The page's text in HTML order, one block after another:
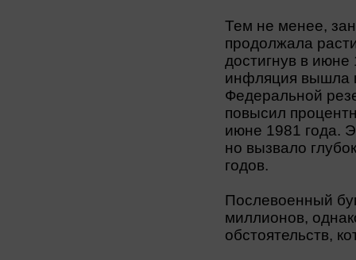
Тем не менее,
продолжала
достигнув в
инфляция вышла
Федеральной
повысил
июне 1981 года.
но вызвало
годов.
Послевоенный
миллионов,
обстоятельств,